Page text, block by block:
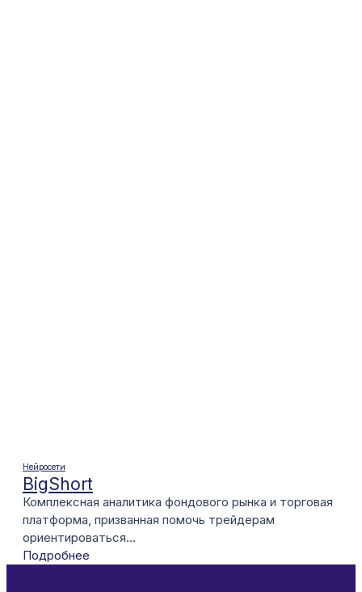
Нейросети
BigShort
Комплексная аналитика фондового рынка и торговая
платформа, призванная помочь трейдерам
ориентироваться...
Подробнее